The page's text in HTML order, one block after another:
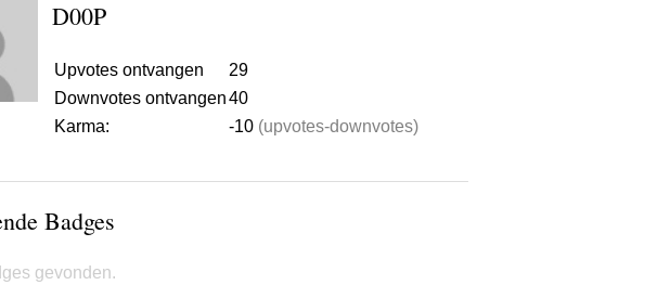
D00P
Upvotes ontvangen
29
Downvotes ontvangen40
Karma:
-10 (upvotes-downvotes)
Badges
gevonden.